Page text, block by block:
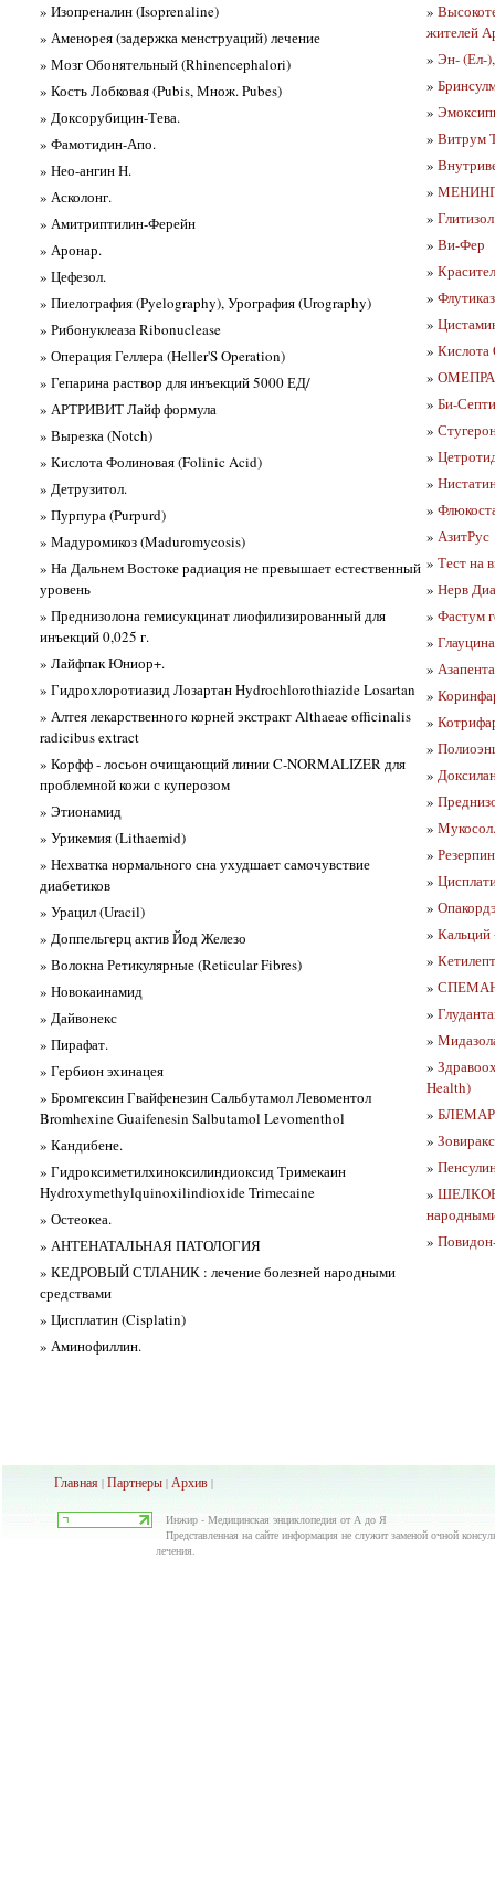
» Изопреналин (Isoprenaline)
» Аменорея (задержка менструаций) лечение
» Мозг Обонятельный (Rhinencephalori)
» Кость Лобковая (Pubis, Множ. Pubes)
» Доксорубицин-Тева.
» Фамотидин-Апо.
» Нео-ангин Н.
» Асколонг.
» Амитриптилин-Ферейн
» Аронар.
» Цефезол.
» Пиелография (Pyelography), Урография (Urography)
» Рибонуклеаза Ribonuclease
» Операция Геллера (Heller'S Operation)
» Гепарина раствор для инъекций 5000 ЕД/
» АРТРИВИТ Лайф формула
» Вырезка (Notch)
» Кислота Фолиновая (Folinic Acid)
» Детрузитол.
» Пурпура (Purpurd)
» Мадуромикоз (Maduromycosis)
» На Дальнем Востоке радиация не превышает естественный
уровень
» Преднизолона гемисукцинат лиофилизированный для
инъекций 0,025 г.
» Лайфпак Юниор+.
» Гидрохлоротиазид Лозартан Hydrochlorothiazide Losartan
» Алтея лекарственного корней экстракт Althaeae officinalis
radicibus extract
» Корфф - лосьон очищающий линии C-NORMALIZER для
проблемной кожи с куперозом
» Этионамид
» Урикемия (Lithaemid)
» Нехватка нормального сна ухудшает самочувствие
диабетиков
» Урацил (Uracil)
» Доппельгерц актив Йод Железо
» Волокна Ретикулярные (Reticular Fibres)
» Новокаинамид
» Дайвонекс
» Пирафат.
» Гербион эхинацея
» Бромгексин Гвайфенезин Сальбутамол Левоментол
Bromhexine Guaifenesin Salbutamol Levomenthol
» Кандибене.
» Гидроксиметилхиноксилиндиоксид Тримекаин
Hydroxymethylquinoxilindioxide Trimecaine
» Остеокеа.
» АНТЕНАТАЛЬНАЯ ПАТОЛОГИЯ
» КЕДРОВЫЙ СТЛАНИК : лечение болезней народными
средствами
» Цисплатин (Cisplatin)
» Аминофиллин.
»
жителей
» Эн- (Ел-
»
»
» Витрум
»
»
» Глитизол
» Ви-Фер
»
»
»
» Кислота
»
» Би-
»
»
»
»
» АзитРус
» Тест на
» Нерв
» Фастум
»
»
»
»
»
»
»
» Мукосол.
»
»
»
»
» Кетилепт
» СПЕМАН
»
»
»
Health)
»
» Зовиракс
»
»
»
Главная | Партнеры | Архив |
Инжир - Медицинская энциклопедия от А до Я
Представленная на сайте информация не служит заменой очной
лечения.